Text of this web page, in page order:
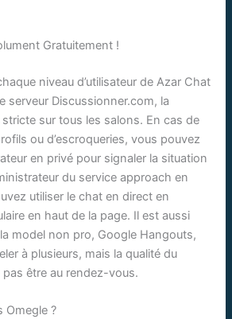
Gratuitement !
niveau d’utilisateur de Azar Chat
serveur Discussionner.com, la
sur tous les salons. En cas de
ou d’escroqueries, vous pouvez
en privé pour signaler la situation
du service approach en
utiliser le chat en direct en
en haut de la page. Il est aussi
model non pro, Google Hangouts,
à plusieurs, mais la qualité du
être au rendez-vous.
Omegle ?